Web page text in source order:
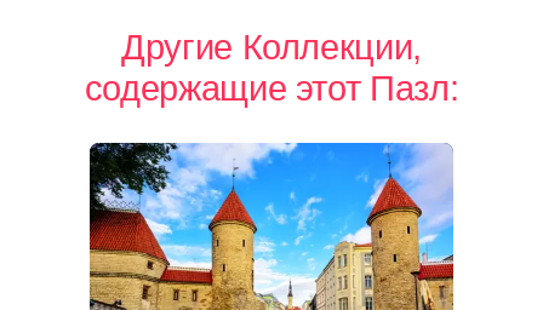
Другие Коллекции,
содержащие этот Пазл: